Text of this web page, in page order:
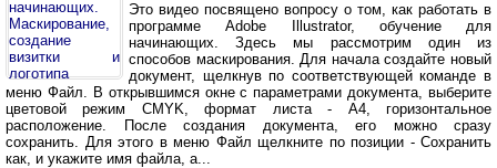
Это видео посвящено вопросу о том, как работать в
программе Adobe Illustrator, обучение для
начинающих. Здесь мы рассмотрим один из
способов маскирования. Для начала создайте новый
документ, щелкнув по соответствующей команде в
меню Файл. В открывшимся окне с параметрами документа, выберите
цветовой режим CMYK, формат листа - А4, горизонтальное
расположение. После создания документа, его можно сразу
сохранить. Для этого в меню Файл щелкните по позиции - Сохранить
как, и укажите имя файла, а...